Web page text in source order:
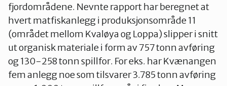
fjordområdene. Nevnte rapport har beregnet at
hvert matfiskanlegg i produksjonsområde 11
(området mellom Kvaløya og Loppa) slipper i snitt
ut organisk materiale i form av 757 tonn avføring
og 130-258 tonn spillfor. For eks. har Kvænangen
fem anlegg noe som tilsvarer 3.785 tonn avføring